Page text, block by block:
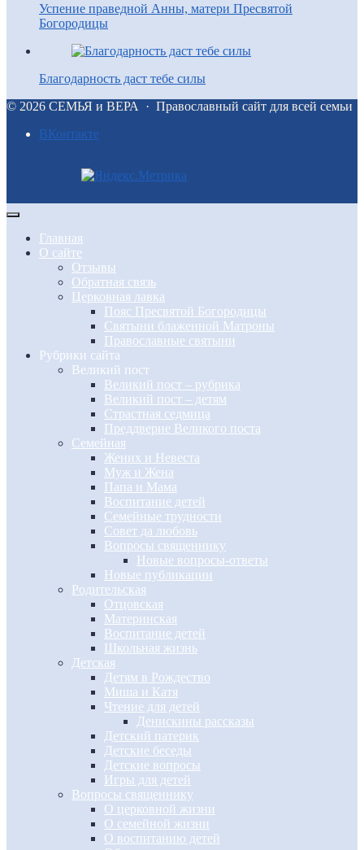
Успение праведной Анны, матери Пресвятой
Богородицы
Благодарность даст тебе силы
© 2026 СЕМЬЯ и ВЕРА · Православный сайт для всей семьи
BКонтакте
Главная
О сайте
Отзывы
Обратная связь
Церковная лавка
Пояс Пресвятой Богородицы
Святыни блаженной Матроны
Православные святыни
Рубрики сайта
Великий пост
Великий пост – рубрика
Великий пост – детям
Страстная седмица
Преддверие Великого поста
Семейная
Жених и Невеста
Муж и Жена
Папа и Мама
Воспитание детей
Семейные трудности
Совет да любовь
Вопросы священнику
Новые вопросы-ответы
Новые публикации
Родительская
Отцовская
Материнская
Воспитание детей
Школьная жизнь
Детская
Детям в Рождество
Миша и Катя
Чтение для детей
Денискины рассказы
Детский патерик
Детские беседы
Детские вопросы
Игры для детей
Вопросы священнику
О церковной жизни
О семейной жизни
О воспитанию детей